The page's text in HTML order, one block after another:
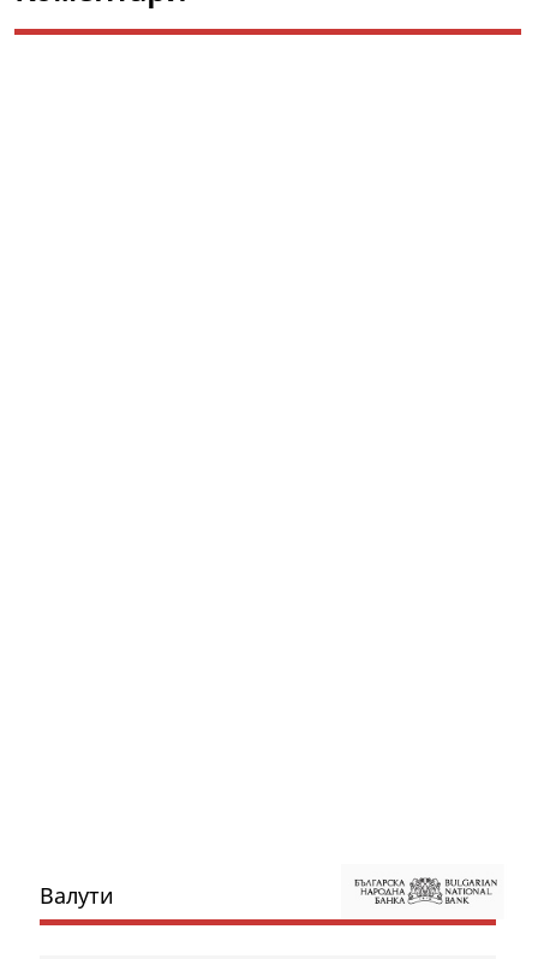
Валути